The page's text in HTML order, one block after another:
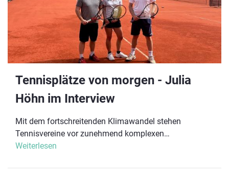
Tennisplätze von morgen - Julia
Höhn im Interview
Mit dem fortschreitenden Klimawandel stehen Tennisvereine vor zunehmend komplexen Herausforderungen. Längere Trockenperioden und häufiger werdende Extremwetterereignisse stellen erhebliche Anforderungen an die Pflege und Instandhaltung von Tennisplätzen. Der Trend hin zu ganzjährig nutzbaren Anlagen und der Wunsch nach ressourcenschonenden Lösungen erfordert ein Umdenken in der Planung und Umsetzung von Platzsanierungen und Neubauten. Julia Höhn ist Leiterin der Vereinsberatung und Sportentwicklung beim Bayerischen Tennisverband (BTV) und beschäftigt sich seit einiger Zeit intensiv mit dem Tennisplatz der Zukunft. Sie initiiert Kooperationen mit Herstellern, organisiert Beratungsangebote für Vereine und testet innovative Beläge und Technologien. In diesem Interview teilt Julia Höhn ihre Erfahrungen und Einblicke zu den aktuellen Herausforderungen für Tennisvereine. Sie gibt wertvolle Tipps, wie diese Herausforderungen gemeistert werden können, und erläutert, welche modernen Ansätze und Lösungen für die Zukunft der Tennisplätze relevant sind. Für wie dringend halten Sie es, dass sich Tennisvereine mit Blick auf die aktuellen und zukünftigen klimatischen Herausforderungen zeitnah mit dem Thema Platzsanierung beschäftigen? Viele Tennisvereine stehen aktuell oder in naher Zukunft vor der Notwendigkeit, ihre bestehenden Plätze grundlegend zu sanieren. Eine Sanierung oder ein Neubau wird in der Regel dann in Erwägung gezogen, wenn die Plätze deutliche Abnutzungsspuren zeigen oder die Platzpflege durch klimatische Veränderungen erheblich erschwert wird – etwa bei Wassermangel, der die Bewässerung von Sandplätzen zunehmend problematisch macht. Sanierungen und Neubauten erfordern allerdings eine gründliche und sorgfältige Planung, die oft längere Vorlaufzeiten in Anspruch nimmt. Deshalb ist es ratsam, dass sich Vereine frühzeitig mit diesen Themen auseinandersetzen, um genügend Zeit für die Planung, Finanzierung und Umsetzung zu haben. Eine durchdachte Investition in die Sanierung kann nicht nur langfristig Kosten sparen, sondern auch die Attraktivität des Vereins steigern. Wichtig ist jedoch, kein überstürztes Handeln an den Tag zu legen. Vereine sollten vorab verschiedene Beläge testen, Referenzen einholen und sich mit anderen Vereinen austauschen, um die bestmögliche Lösung zu finden. Wie setzt sich der Bayerische Tennisverband mit dem Thema Platzbelag auseinander? Gibt es spezielle Initiativen oder Projekte? Wir beschäftigen uns seit einiger Zeit intensiv mit unterschiedlichen Platzarten und -belägen und testen sie, um ihre Eigenschaften und Spielqualitäten zu prüfen. Außerdem bieten wir regelmäßig Webinare und Workshops an, wie zum Beispiel unseren Infrastrukturworkshop, bei dem alle relevanten Partner zusammenkommen. Diese Veranstaltungen sind eine wichtige Plattform für Vereine, um sich über neue Entwicklungen im Platzbau zu informieren und individuell beraten zu lassen – auch zu Themen wie Fördermöglichkeiten. Darüber hinaus tauschen wir uns kontinuierlich mit anderen Landesverbänden und dem DTB aus, um bewährte Erfolgsmodelle zu teilen und voneinander zu lernen. So stellen wir sicher, dass unsere Vereine bestmöglich informiert sind und fundierte Entscheidungen treffen können. Welche ersten Schritte sollten Vereine unternehmen, wenn sie eine Platzsanierung oder einen Neubau planen? Welche Tipps gebt ihr den Vereinen, um den Prozess effektiv zu gestalten? Zunächst raten wir Vereinen, eine gründliche Bestandsaufnahme des aktuellen Zustands ihrer Plätze durchzuführen. Auf dieser Basis sollten sie sich einen Überblick über die verschiedenen Platzbeläge verschaffen und prüfen, welche Anforderungen die jeweiligen Beläge erfüllen können. Es ist wichtig, klar zu definieren, welche Prioritäten der Verein hat: Soll der Platz ganzjährig genutzt werden können, steht die Wassereinsparung im Vordergrund oder geht es darum, den Pflegeaufwand zu minimieren? Auch die Frage, ob ein sandplatzähnlicher Belag gewünscht ist oder ein Hardcourt in Frage kommt, sollte frühzeitig geklärt werden. Wir empfehlen den Vereinen dringend, sich professionell beraten zu lassen, um die für ihre individuellen Bedürfnisse passende Lösung zu finden. Ein detaillierter Sanierungsplan, der sowohl technische als auch finanzielle Aspekte berücksichtigt, ist unerlässlich. Dabei sollten auch Nachhaltigkeitsaspekte einfließen, um die langfristige Nutzung und Pflege der Plätze zu erleichtern. Es ist außerdem wichtig, die Mitglieder und Engagierten des Vereins frühzeitig in den Planungsprozess einzubinden, um Akzeptanz und Unterstützung zu sichern. Die Finanzierung sollte ebenfalls von Beginn an im Blick behalten werden, inklusive der Prüfung von Fördermitteln, die zur Verfügung stehen könnten. Viele Vereine glauben, dass sie sich eine Platzsanierung oder einen Neubau finanziell nicht leisten können. Welche Finanzierungsmöglichkeiten und Optionen stehen den Vereinen zur Verfügung, um diese Hürden zu überwinden? Es gibt verschiedene Wege, wie Vereine die Finanzierung einer Platzsanierung oder eines Neubaus stemmen können. Eine zentrale Möglichkeit bietet die Sportförderung der meisten Bundesländer. In Bayern beispielsweise werden je nach Standort zwischen 20-55 % der Kosten durch öffentliche Fördermittel abgedeckt. Auch die örtlichen Gemeinden gewähren häufig zusätzliche Zuschüsse. Darüber hinaus bieten sich Sponsoring und Partnerschaften mit lokalen Unternehmen als Finanzierungslösungen an. Ein Verein in Bayern hat erfolgreich sogenannte "Platzbausteine" an lokale Unternehmen und Mitglieder verkauft, die symbolisch als Sponsoren des neuen Platzes auftraten. Auch Crowdfunding oder Mitgliederdarlehen können weitere Wege zur Finanzierung darstellen. Durch Spendenaktionen oder spezielle Mitgliedsaktionen lassen sich die Vereinsmitglieder aktiv in die Finanzierung einbinden. Langfristig gesehen können durch eine Platzmodernisierung die Pflegekosten gesenkt und neue Mitglieder gewonnen werden, was die finanzielle Lage des Vereins stabilisiert. Zudem relativieren sich die anfänglichen Kosten durch die lange Haltbarkeit vieler Platzbeläge. Viele Banken bieten ebenfalls spezielle Darlehen für Sportvereine an, oft zu günstigen Konditionen. Ein detailliertes Finanzierungskonzept und die Aussicht auf höhere Einnahmen können die Chancen auf eine positive Kreditzusage erheblich erhöhen. Welche neuen Technologien oder innovativen Platzbeläge gibt es, die den aktuellen und zukünftigen Herausforderungen besser gewachsen sind? Aktuell gibt es verschiedene innovative Platzbeläge, die speziell auf die klimatischen und pflegetechnischen Anforderungen von Tennisvereinen zugeschnitten sind. Eine wichtige Entwicklung sind Beläge, die deutlich weniger oder gar kein Wasser benötigen, aber dennoch ein hochwertiges Spielverhalten ermöglichen. Hybridbeläge kombinieren die Vorteile verschiedener Materialien. Diese Beläge sind besonders langlebig, pflegeleicht und bieten eine flexible Nutzung bei unterschiedlichen Witterungsbedingungen. Sie stellen daher eine zukunftssichere Lösung dar, um den Herausforderungen besser gerecht zu werden. Traditionell müssen alle Plätze mit Ziegelmehl als Oberbelag bewässert werden, auch wenn sie auf Untergründen wie Kunstrasen, Teppich oder einer gehärteten Gummigranulatmischung basieren. Alternativen wie Keramiksand oder Acrylbeläge als Oberschicht kommen ohne Bewässerung aus und bieten dennoch eine gute Bespielbarkeit. Bei Neubauten oder Erweiterungen sollten Allwetterplätze ernsthaft in Betracht gezogen werden, da sie aufgrund ihrer ganzjährigen Bespielbarkeit eine immer attraktivere Option darstellen. Gibt es Beispielvereine und -projekte, die bereits erfolgreich moderne und nachhaltige Lösungen für ihre Tennisplätze umgesetzt haben? Einige Tennisvereine haben bereits erfolgreich innovative und nachhaltige Lösungen für ihre Plätze umgesetzt. So hat der TA SV Holzgerlingen eine Zisternenanlage installiert, die das Regenwasser auffängt und speichert. Die Entwässerung der vereinseigenen Drei-Feld-Halle erfolgt über neue Grundleitungen, die in diese Zisternenanlage führen. Die Bewässerung der Plätze wird über eine Unterwasserpumpe (UW-Pumpe) realisiert, wobei Frischwasser nur bei Bedarf nachgespeist wird. Diese Maßnahmen haben nicht nur die Wasserverbrauchskosten erheblich gesenkt, sondern auch die gesplittete Abwassergebühr reduziert. Auch der TC Grün-Weiss Luitpoldpark München hat durch die Installation einer modernen Beregnungsanlage mit fortschrittlicher Pumpentechnik nachhaltige Schritte unternommen. Eine Rohrnetz-Trennung wird durch einen unterirdisch installierten Flachtank ermöglicht, der den freien Frischwasser-Zulauf regelt und durch eine Unterwasserpumpe ergänzt wird. Diese Maßnahmen haben die Effizienz der Bewässerung gesteigert und helfen dabei, den Wasserverbrauch zu reduzieren. Ein weiteres interessantes Beispiel ist der TC Greding, der seinen Mitgliedern nun eine größere Vielfalt an Platzbelägen bietet. Neben den sechs traditionellen Ziegelmehlplätzen hat der Verein zwei Allwetterplätze installiert. Einer dieser Plätze besitzt eine Ziegelmehloberfläche, die es ermöglicht, ihn auch im Wettspielbetrieb mit den herkömmlichen Plätzen zu kombinieren. Der zweite Allwetterplatz ist mit einem Acrylbelag ausgestattet, der den Spielern eine alternative Spielvariante bietet, die sehr gut angenommen wird. Darüber hinaus hat der Verein Flutlichtanlagen installiert, was besonders in Kombination mit den Allwetterplätzen vorteilhaft ist, da dadurch die Spielzeiten im Frühjahr und Herbst deutlich verlängert werden können. Wie sehen Sie die Entwicklung der Tennisplätze in den nächsten 10 Jahren? Welche Trends und Veränderungen erwarten Sie? Was können Vereine tun, um sich bestmöglich auf die Zukunft vorzubereiten? Die kommenden Jahre werden eine Reihe von Entwicklungen für Tennisplätze mit sich bringen. Ein klarer Trend zeichnet sich bereits ab: Die Nachfrage nach multifunktionalen Anlagen, die ganzjährig genutzt werden können, wird zunehmen. Hierbei
Weiterlesen